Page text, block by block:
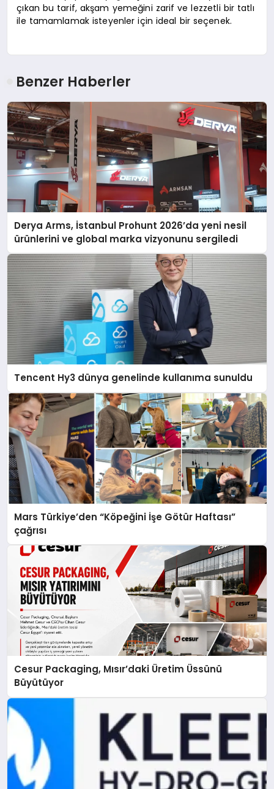
çıkan bu tarif, akşam yemeğini zarif ve lezzetli bir tatlı
ile tamamlamak isteyenler için ideal bir seçenek.
Benzer Haberler
Derya Arms, İstanbul Prohunt 2026’da yeni nesil
ürünlerini ve global marka vizyonunu sergiledi
Tencent Hy3 dünya genelinde kullanıma sunuldu
Mars Türkiye’den “Köpeğini İşe Götür Haftası”
çağrısı
Cesur Packaging, Mısır’daki Üretim Üssünü
Büyütüyor